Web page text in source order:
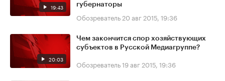
19:43
губернаторы
Обозреватель 20 авг 2015, 19:36
20:03
Чем закончится спор хозяйствующих
субъектов в Русской Медиагруппе?
Обозреватель19 авг 2015, 19:36